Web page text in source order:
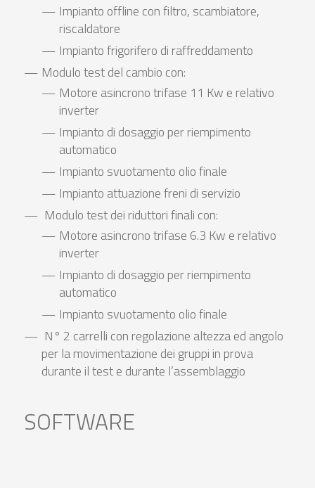
Impianto offline con filtro, scambiatore,
riscaldatore
Impianto frigorifero di raffreddamento
Modulo test del cambio con:
Motore asincrono trifase 11 Kw e relativo
inverter
Impianto di dosaggio per riempimento
automatico
Impianto svuotamento olio finale
Impianto attuazione freni di servizio
Modulo test dei riduttori finali con:
Motore asincrono trifase 6.3 Kw e relativo
inverter
Impianto di dosaggio per riempimento
automatico
Impianto svuotamento olio finale
N° 2 carrelli con regolazione altezza ed angolo
per la movimentazione dei gruppi in prova
durante il test e durante l’assemblaggio
SOFTWARE